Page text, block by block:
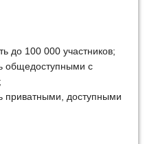
до 100 000 участников;
общедоступными с
приватными, доступными